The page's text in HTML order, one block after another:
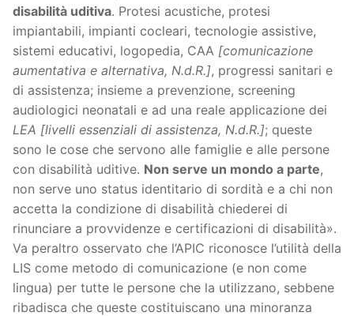
disabilità uditiva. Protesi acustiche, protesi
impiantabili, impianti cocleari, tecnologie assistive,
sistemi educativi, logopedia, CAA [comunicazione
aumentativa e alternativa, N.d.R.], progressi sanitari e
di assistenza; insieme a prevenzione, screening
audiologici neonatali e ad una reale applicazione dei
LEA [livelli essenziali di assistenza, N.d.R.]; queste
sono le cose che servono alle famiglie e alle persone
con disabilità uditive. Non serve un mondo a parte,
non serve uno status identitario di sordità e a chi non
accetta la condizione di disabilità chiederei di
rinunciare a provvidenze e certificazioni di disabilità».
Va peraltro osservato che l’APIC riconosce l’utilità della
LIS come metodo di comunicazione (e non come
lingua) per tutte le persone che la utilizzano, sebbene
ribadisca che queste costituiscano una minoranza